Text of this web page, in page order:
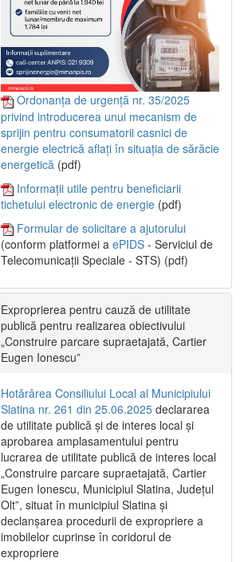
Ordonanța de urgență nr. 35/2025
privind introducerea unui mecanism de
sprijin pentru consumatorii casnici de
energie electrică aflați în situația de sărăcie
energetică (pdf)
Informații utile pentru beneficiarii
tichetului electronic de energie (pdf)
Formular de solicitare a ajutorului
(conform platformei a ePIDS - Serviciul de
Telecomunicații Speciale - STS) (pdf)
Exproprierea pentru cauză de utilitate
publică pentru realizarea obiectivului
„Construire parcare supraetajată, Cartier
Eugen Ionescu”
Hotărârea Consiliului Local al Municipiului
Slatina nr. 261 din 25.06.2025 declararea
de utilitate publică și de interes local și
aprobarea amplasamentului pentru
lucrarea de utilitate publică de interes local
„Construire parcare supraetajată, Cartier
Eugen Ionescu, Municipiul Slatina, Județul
Olt”, situat în municipiul Slatina și
declanșarea procedurii de expropriere a
imobilelor cuprinse în coridorul de
expropriere